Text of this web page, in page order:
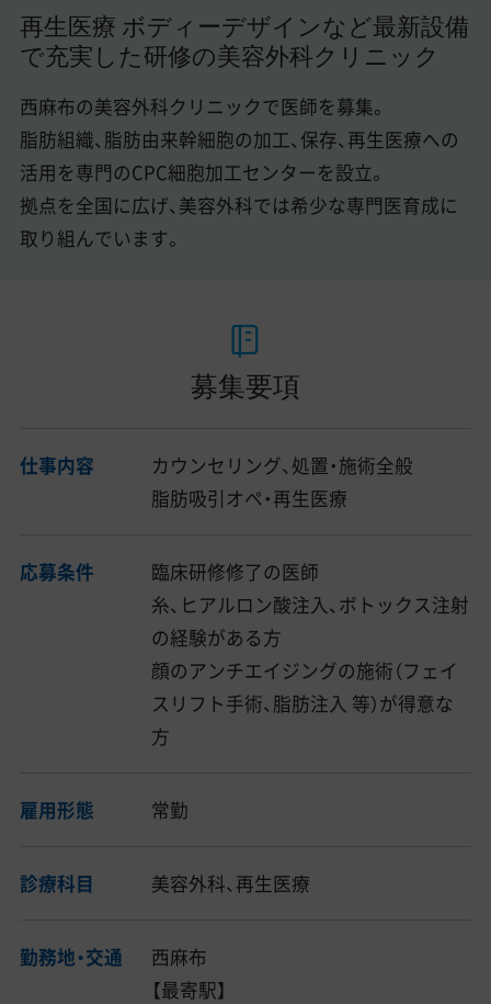
美容医療辞典
医師採用ご担当者様・その他問い合わせ
再生医療 ボディーデザインなど最新設備
で充実した研修の美容外科クリニック
西麻布の美容外科クリニックで医師を募集。
脂肪組織、脂肪由来幹細胞の加工、保存、再生医療への
活用を専門のCPC細胞加工センターを設立。
拠点を全国に広げ、美容外科では希少な専門医育成に
取り組んでいます。
募集要項
仕事内容
カウンセリング、処置・施術全般
脂肪吸引オペ・再生医療
応募条件
臨床研修修了の医師
糸、ヒアルロン酸注入、ボトックス注射
の経験がある方
顔のアンチエイジングの施術（フェイ
スリフト手術、脂肪注入 等）が得意な
方
雇用形態 常勤
診療科目 美容外科、再生医療
勤務地・交通
西麻布
【最寄駅】